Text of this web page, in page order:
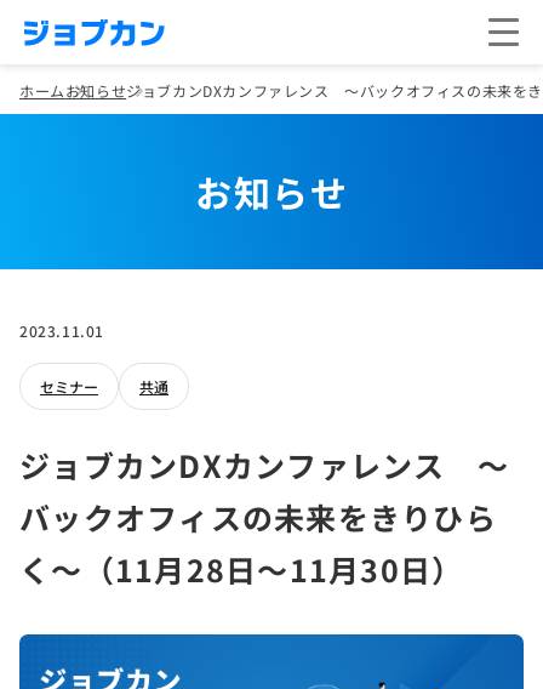
ホームお知らせジョブカンDXカンファレンス ～バックオフィスの未来を
お知らせ
2023.11.01
セミナー 共通
ジョブカンDXカンファレンス ～
バックオフィスの未来をきりひら
く～（11月28日～11月30日）